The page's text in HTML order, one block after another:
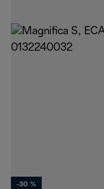
-30 %